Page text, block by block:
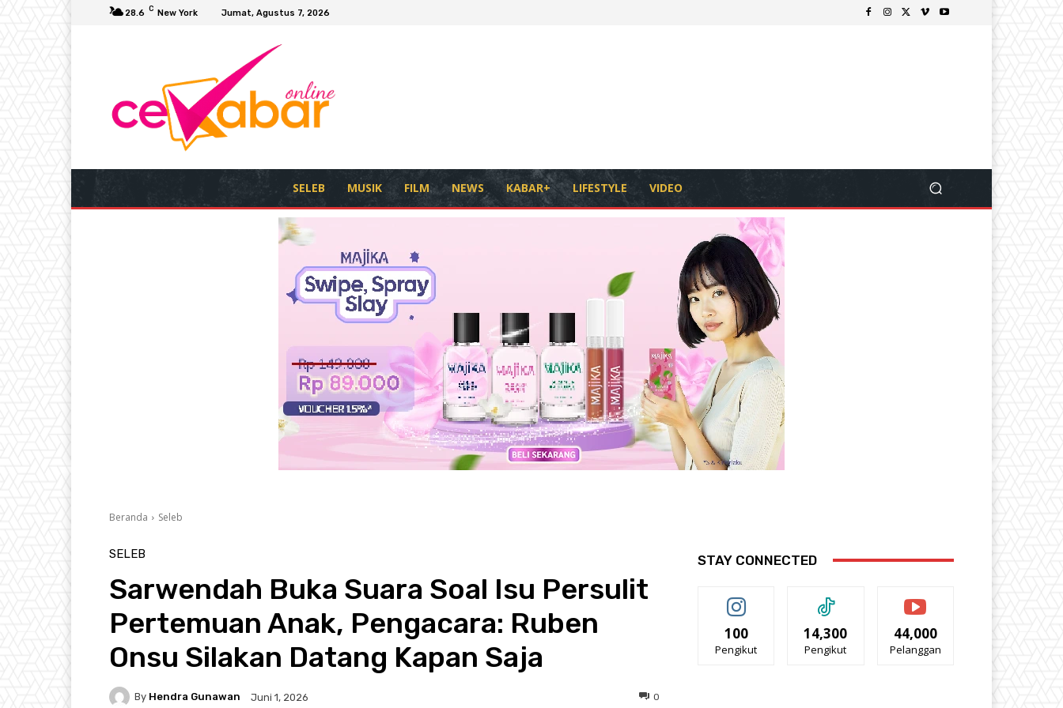
28.6 C New York Jumat, Agustus 7, 2026
SELEB MUSIK FILM NEWS KABAR+ LIFESTYLE VIDEO
Beranda Seleb
SELEB
Sarwendah Buka Suara Soal Isu Persulit
Pertemuan Anak, Pengacara: Ruben
Onsu Silakan Datang Kapan Saja
By Hendra Gunawan Juni 1, 2026 0
STAY CONNECTED
100
Pengikut
14,300
Pengikut
44,000
Pelanggan